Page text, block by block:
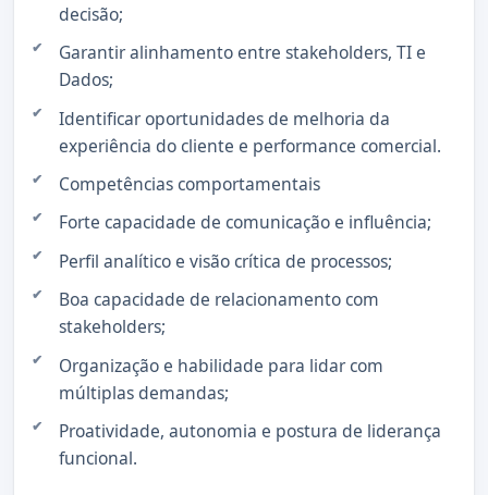
decisão;
Garantir alinhamento entre stakeholders, TI e
Dados;
Identificar oportunidades de melhoria da
experiência do cliente e performance comercial.
Competências comportamentais
Forte capacidade de comunicação e influência;
Perfil analítico e visão crítica de processos;
Boa capacidade de relacionamento com
stakeholders;
Organização e habilidade para lidar com
múltiplas demandas;
Proatividade, autonomia e postura de liderança
funcional.